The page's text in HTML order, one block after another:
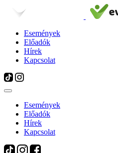
Események
Előadók
Hírek
Kapcsolat
Események
Előadók
Hírek
Kapcsolat